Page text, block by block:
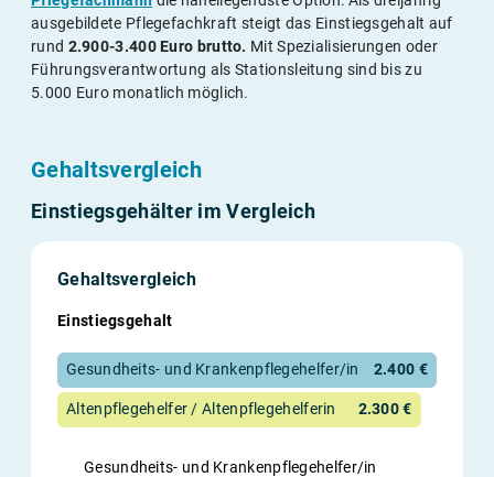
ausgebildete Pflegefachkraft steigt das Einstiegsgehalt auf
rund 2.900-3.400 Euro brutto. Mit Spezialisierungen oder
Führungsverantwortung als Stationsleitung sind bis zu
5.000 Euro monatlich möglich.
Gehaltsvergleich
Einstiegsgehälter im Vergleich
Gehaltsvergleich
Einstiegsgehalt
Gesundheits- und Krankenpflegehelfer/in 2.400 €
Altenpflegehelfer / Altenpflegehelferin 2.300 €
Gesundheits- und Krankenpflegehelfer/in